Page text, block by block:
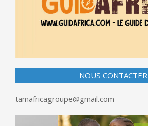
NOUS CONTACTER
tamafricagroupe@gmail.com